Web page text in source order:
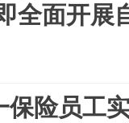
全面开展
保险员工